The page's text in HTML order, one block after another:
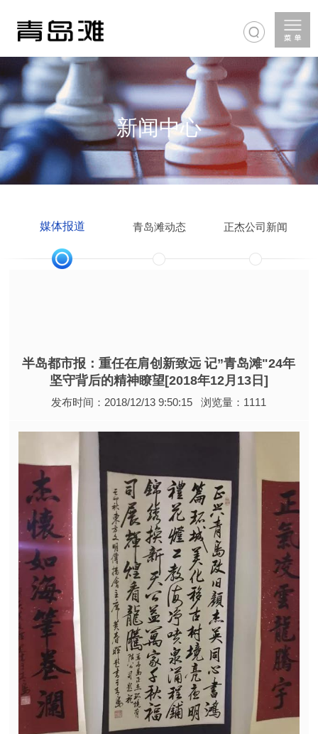
新闻中心
媒体报道 青岛滩动态 正杰公司新闻
半岛都市报：重任在肩创新致远 记”青岛滩"24年
坚守背后的精神瞭望[2018年12月13日]
发布时间：2018/12/13 9:50:15 浏览量：1111